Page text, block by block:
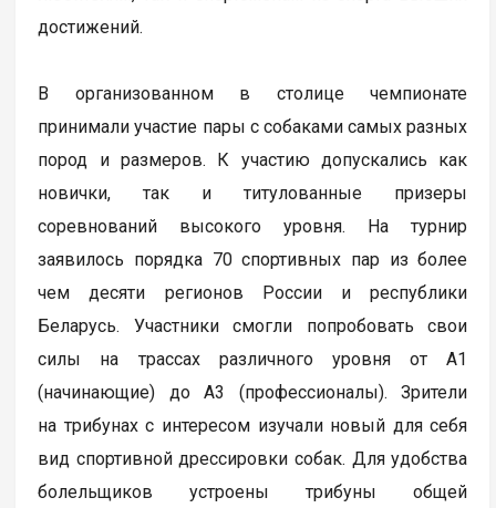
достижений.
В организованном в столице чемпионате
принимали участие пары с собаками самых разных
пород и размеров. К участию допускались как
новички, так и титулованные призеры
соревнований высокого уровня. На турнир
заявилось порядка 70 спортивных пар из более
чем десяти регионов России и республики
Беларусь. Участники смогли попробовать свои
силы на трассах различного уровня от А1
(начинающие) до А3 (профессионалы). Зрители
на трибунах с интересом изучали новый для себя
вид спортивной дрессировки собак. Для удобства
болельщиков устроены трибуны общей